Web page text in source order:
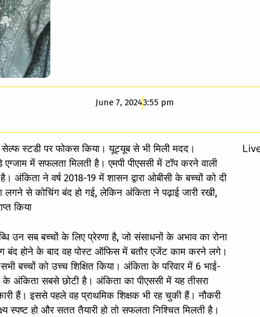
June 7, 20243:55 pm
स्टडी पर फोकस किया। यूट्यूब से भी मिली मदद।
में सफलता मिलती है। एमपी पीएससी में टॉप करने वाली
अंकिता ने वर्ष 2018-19 में शासन द्वारा ओबीसी के बच्चों को दी
लगने से कोचिंग बंद हो गई, लेकिन अंकिता ने पढ़ाई जारी रखी,
किया
उन सब बच्चों के लिए प्रेरणा है, जो संसाधनों के अभाव का रोना
बंद होने के बाद वह पोस्ट ऑफिस में बतौर एजेंट काम करने लगे।
बच्चों को उच्च शिक्षित किया। अंकिता के परिवार में 6 भाई-
अंकिता सबसे छोटी है। अंकिता का पीएससी में यह तीसरा
हैं। इससे पहले वह प्राथमिक शिक्षक भी रह चुकी हैं। नौकरी
हो और सतत तैयारी हो तो सफलता निश्चित मिलती है।